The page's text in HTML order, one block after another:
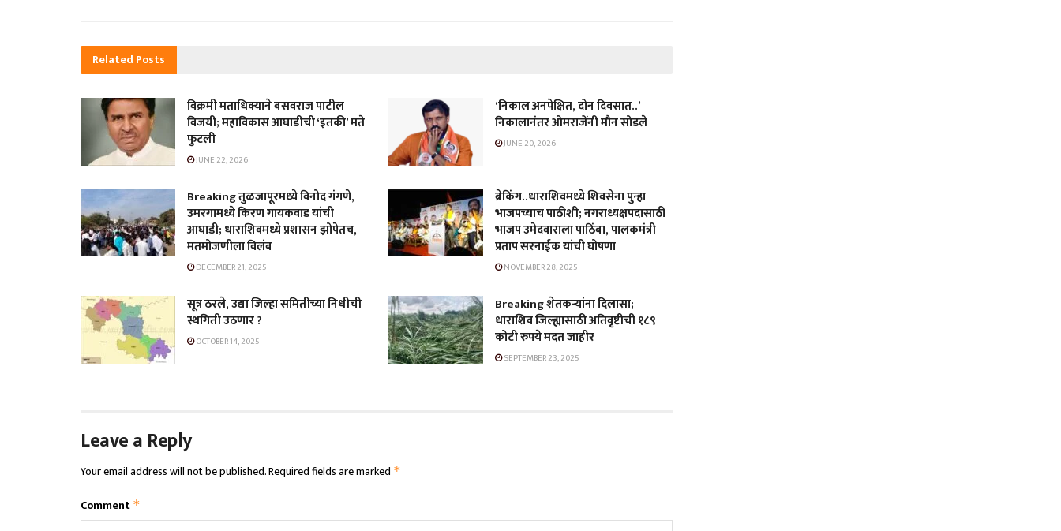
Related Posts
विक्रमी मताधिक्याने बसवराज पाटील
विजयी; महाविकास आघाडीची ‘इतकी’ मते
फुटली
JUNE 22, 2026
‘निकाल अनपेक्षित, दोन दिवसात..’
निकालानंतर ओमराजेंनी मौन सोडले
JUNE 20, 2026
Breaking तुळजापूरमध्ये विनोद गंगणे,
उमरगामध्ये किरण गायकवाड यांची
आघाडी; धाराशिवमध्ये प्रशासन झोपेतच,
मतमोजणीला विलंब
DECEMBER 21, 2025
ब्रेकिंग..धाराशिवमध्ये शिवसेना पुन्हा
भाजपच्याच पाठीशी; नगराध्यक्षपदासाठी
भाजप उमेदवाराला पाठिंबा, पालकमंत्री
प्रताप सरनाईक यांची घोषणा
NOVEMBER 28, 2025
सूत्र ठरले, उद्या जिल्हा समितीच्या निधीची
स्थगिती उठणार ?
OCTOBER 14, 2025
Breaking शेतकऱ्यांना दिलासा;
धाराशिव जिल्ह्यासाठी अतिवृष्टीची १८९
कोटी रुपये मदत जाहीर
SEPTEMBER 23, 2025
Leave a Reply
Your email address will not be published.Required fields are marked *
Comment *